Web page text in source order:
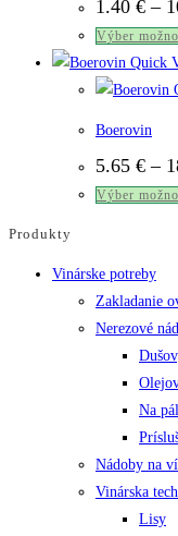
1.40 € –
Výber
Quick
Boerovin
5.65 € –
Výber
Produkty
Vinárske potreby
Zakladanie
Nerezové
Na
Nádoby na
Vinárska
Lisy